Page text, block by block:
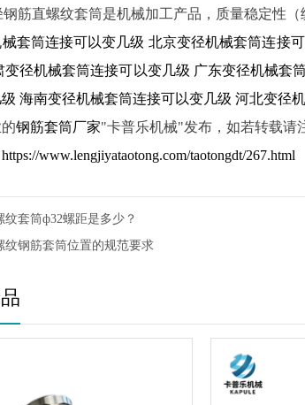
筋直螺纹套筒是机械加工产品，质量稳定性（
套筒连接可以变几级 北京变径机械套筒连接
变径机械套筒连接可以变几级 广东变径机械套
海南变径机械套筒连接可以变几级 河北变径
钢筋套筒厂家"卡普乐机械"发布，如若转载请
https://www.lengjiyataotong.com/taotongdt/267.html
纹套筒ф32螺距是多少？
纹钢筋套筒位置的规范要求